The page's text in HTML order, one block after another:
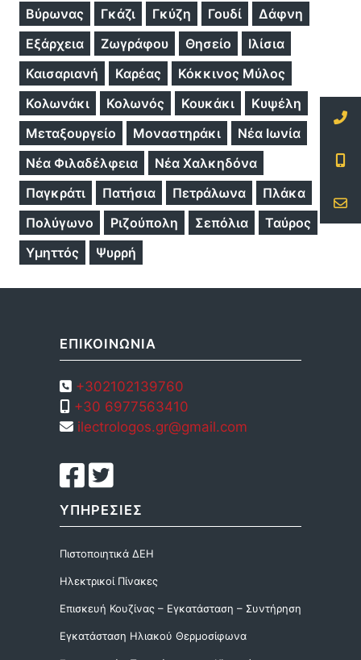
Βύρωνας
Γκάζι Γκύζη Γουδί
Δάφνη
Εξάρχεια
Ζωγράφου Θησείο
Ιλίσια
Καισαριανή
Καρέας
Κόκκινος Μύλος
Κολωνάκι
Κολωνός Κουκάκι
Κυψέλη
Μεταξουργείο
Μοναστηράκι
Νέα Ιωνία
Νέα Φιλαδέλφεια
Νέα Χαλκηδόνα
Παγκράτι
Πατήσια Πετράλωνα
Πλάκα
Πολύγωνο
Ριζούπολη Σεπόλια
Ταύρος
Υμηττός
Ψυρρή
ΕΠΙΚΟΙΝΩΝΙΑ
+302102139760
+30 6977563410
ilectrologos.gr@gmail.com
ΥΠΗΡΕΣΙΕΣ
Πιστοποιητικά ΔΕΗ
Ηλεκτρικοί Πίνακες
Επισκευή Κουζίνας – Εγκατάσταση – Συντήρηση
Εγκατάσταση Ηλιακού Θερμοσίφωνα